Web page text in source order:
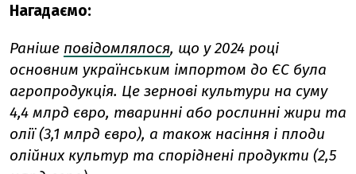
Нагадаємо:
Раніше повідомлялося, що у 2024 році
основним українським імпортом до ЄС була
агропродукція. Це зернові культури на суму
4,4 млрд євро, тваринні або рослинні жири та
олії (3,1 млрд євро), а також насіння і плоди
олійних культур та споріднені продукти (2,5